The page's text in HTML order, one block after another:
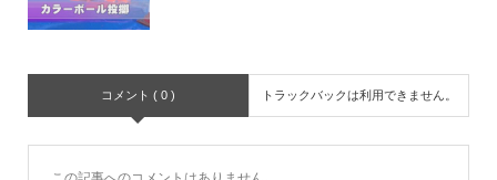
コメント ( 0 ) トラックバックは利用できません。